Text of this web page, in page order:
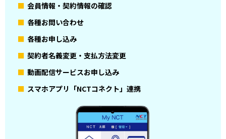
会員情報・契約情報の確認
各種お問い合わせ
各種お申し込み
契約者名義変更・支払方法変更
動画配信サービスお申し込み
スマホアプリ「NCTコネクト」連携